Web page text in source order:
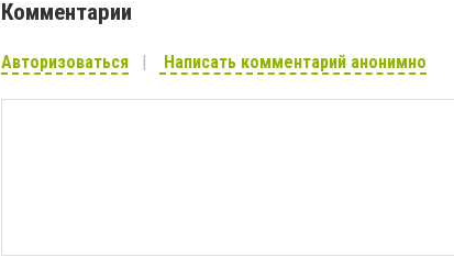
Комментарии
Авторизоваться Написать комментарий анонимно